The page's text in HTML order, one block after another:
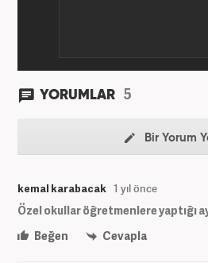
YORUMLAR 5
Bir Yorum
kemal karabacak 1 yıl önce
Özel okullar öğretmenlere yaptığı
Beğen
Cevapla